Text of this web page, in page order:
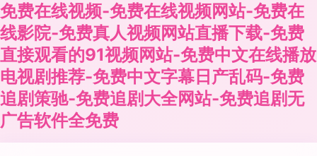
免费在线视频-免费在线视频网站-免费在
线影院-免费真人视频网站直播下载-免费
直接观看的91视频网站-免费中文在线播放
电视剧推荐-免费中文字幕日产乱码-免费
追剧策驰-免费追剧大全网站-免费追剧无
广告软件全免费